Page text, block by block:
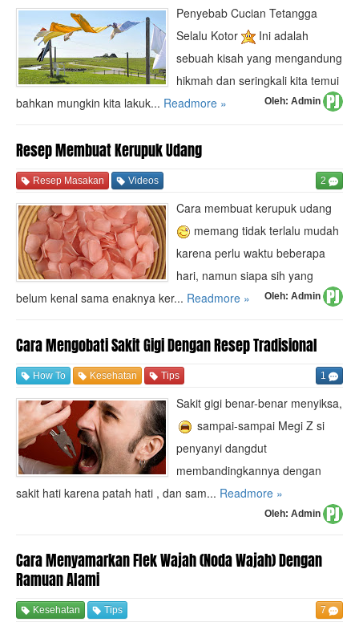
Penyebab Cucian Tetangga
Selalu Kotor
Ini adalah
sebuah kisah yang mengandung
hikmah dan seringkali kita temui
bahkan mungkin kita lakuk... Readmore » Oleh: Admin
Resep Membuat Kerupuk Udang
Resep Masakan Videos 2
Cara membuat kerupuk udang
memang tidak terlalu mudah
karena perlu waktu beberapa
hari, namun siapa sih yang
belum kenal sama enaknya ker... Readmore » Oleh: Admin
Cara Mengobati Sakit Gigi Dengan Resep Tradisional
How To Kesehatan Tips 1
Sakit gigi benar-benar menyiksa,
sampai-sampai Megi Z si
penyanyi dangdut
membandingkannya dengan
sakit hati karena patah hati , dan sam... Readmore »
Oleh: Admin
Cara Menyamarkan Flek Wajah (Noda Wajah) Dengan
Ramuan Alami
Kesehatan Tips 7